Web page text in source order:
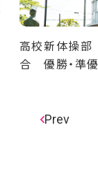
高校新体操
合 優勝・準
Prev